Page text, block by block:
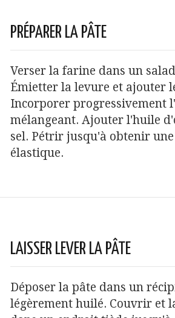
PRÉPARER LA PÂTE
Verser la farine dans un
Émietter la levure et ajouter
Incorporer progressivement
mélangeant. Ajouter l'huile
sel. Pétrir jusqu'à obtenir
élastique.
LAISSER LEVER LA PÂTE
Déposer la pâte dans un
légèrement huilé. Couvrir et